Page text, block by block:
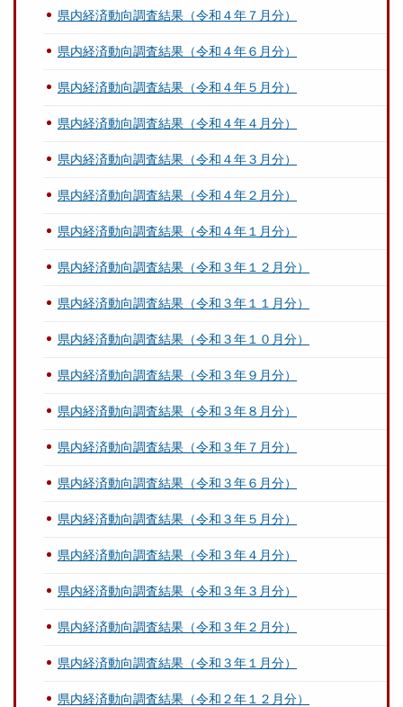
県内経済動向調査結果（令和４年７月分）
県内経済動向調査結果（令和４年６月分）
県内経済動向調査結果（令和４年５月分）
県内経済動向調査結果（令和４年４月分）
県内経済動向調査結果（令和４年３月分）
県内経済動向調査結果（令和４年２月分）
県内経済動向調査結果（令和４年１月分）
県内経済動向調査結果（令和３年１２月分）
県内経済動向調査結果（令和３年１１月分）
県内経済動向調査結果（令和３年１０月分）
県内経済動向調査結果（令和３年９月分）
県内経済動向調査結果（令和３年８月分）
県内経済動向調査結果（令和３年７月分）
県内経済動向調査結果（令和３年６月分）
県内経済動向調査結果（令和３年５月分）
県内経済動向調査結果（令和３年４月分）
県内経済動向調査結果（令和３年３月分）
県内経済動向調査結果（令和３年２月分）
県内経済動向調査結果（令和３年１月分）
県内経済動向調査結果（令和２年１２月分）